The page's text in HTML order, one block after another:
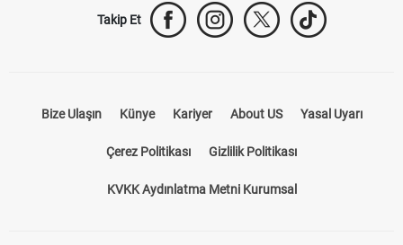
Takip Et
Bize Ulaşın Künye Kariyer About US Yasal Uyarı
Çerez Politikası Gizlilik Politikası
KVKK Aydınlatma Metni Kurumsal